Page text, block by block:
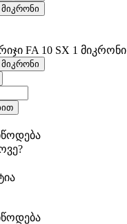
FA 10 SX 1 მიკრონი